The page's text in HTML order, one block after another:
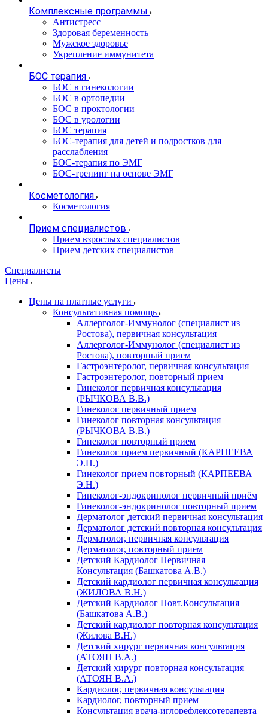
Комплексные программы
Антистресс
Здоровая беременность
Мужское здоровье
Укрепление иммунитета
БОС терапия
БОС в гинекологии
БОС в ортопедии
БОС в проктологии
БОС в урологии
БОС терапия
БОС-терапия для детей и подростков для
расслабления
БОС-терапия по ЭМГ
БОС-тренинг на основе ЭМГ
Косметология
Косметология
Прием специалистов
Прием взрослых специалистов
Прием детских специалистов
Специалисты
Цены
Цены на платные услуги
Консультативная помощь
Аллерголог-Иммунолог (специалист из
Ростова), первичная консультация
Аллерголог-Иммунолог (специалист из
Ростова), повторный прием
Гастроэнтеролог, первичная консультация
Гастроэнтеролог, повторный прием
Гинеколог первичная консультация
(РЫЧКОВА В.В.)
Гинеколог первичный прием
Гинеколог повторная консультация
(РЫЧКОВА В.В.)
Гинеколог повторный прием
Гинеколог прием первичный (КАРПЕЕВА
Э.Н.)
Гинеколог прием повторный (КАРПЕЕВА
Э.Н.)
Гинеколог-эндокринолог первичный приём
Гинеколог-эндокринолог повторный прием
Дерматолог детский первичная консультация
Дерматолог детский повторная консультация
Дерматолог, первичная консультация
Дерматолог, повторный прием
Детский Кардиолог Первичная
Консультация (Башкатова А.В.)
Детский кардиолог первичная консультация
(ЖИЛОВА В.Н.)
Детский Кардиолог Повт.Консультация
(Башкатова А.В.)
Детский кардиолог повторная консультация
(Жилова В.Н.)
Детский хирург первичная консультация
(АТОЯН В.А.)
Детский хирург повторная консультация
(АТОЯН В.А.)
Кардиолог, первичная консультация
Кардиолог, повторный прием
Консультация врача-иглорефлексотерапевта